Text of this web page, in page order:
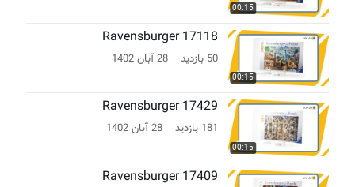
00:15
00:15
Ravensburger 17118
50 بازدید 28 آبان 1402
00:15
Ravensburger 17429
181 بازدید 28 آبان 1402
Ravensburger 17409